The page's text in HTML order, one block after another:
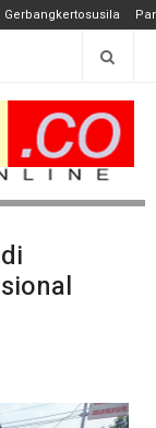
Gerbangkertosusila